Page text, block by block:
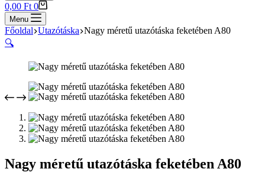
Shopping
cart
0,00 Ft 0
Menu
Főoldal Utazótáska Nagy méretű utazótáska feketében A80
🔍
Nagy méretű utazótáska feketében A80